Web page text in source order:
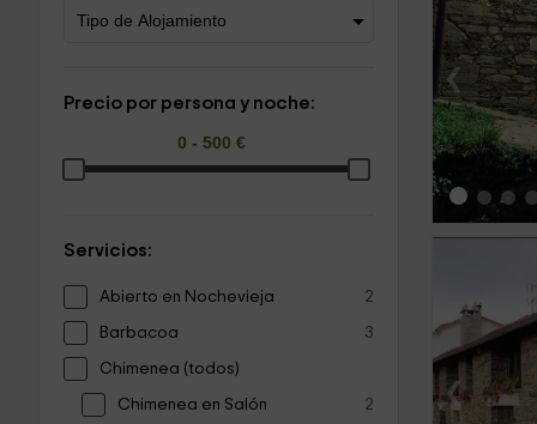
Precio por persona y noche:
Servicios:
Abierto en Nochevieja 2
Barbacoa 3
Chimenea (todos)
Chimenea en Salón 2
‹
‹